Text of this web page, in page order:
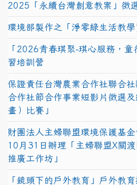
2025「永續台灣創意教案」徵
環境部製作之「淨零綠生活教學
「2026青春琪聚-琪心服務，
習培訓營
保證責任台灣農業合作社聯合
合作社節合作事業短影片徵選
畫）比賽」
財團法人主婦聯盟環境保護基
10月31日辦理「主婦聯盟X關
推廣工作坊」
「鏡頭下的戶外教育」戶外教